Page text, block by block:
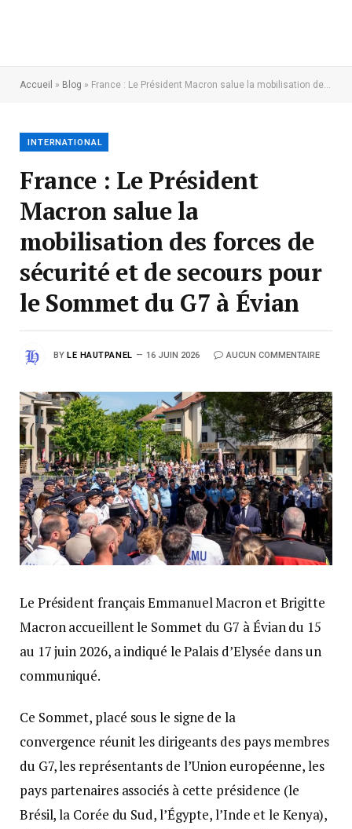
Accueil » Blog » France : Le Président Macron salue la mobilisation des forces de sécurité et de secours pour le Sommet du G7 à Évian
INTERNATIONAL
France : Le Président
Macron salue la
mobilisation des forces de
sécurité et de secours pour
le Sommet du G7 à Évian
BY LE HAUTPANEL 16 JUIN 2026 AUCUN COMMENTAIRE
Le Président français Emmanuel Macron et Brigitte
Macron accueillent le Sommet du G7 à Évian du 15
au 17 juin 2026, a indiqué le Palais d’Elysée dans un
communiqué.
Ce Sommet, placé sous le signe de la
convergence réunit les dirigeants des pays membres
du G7, les représentants de l’Union européenne, les
pays partenaires associés à cette présidence (le
Brésil, la Corée du Sud, l’Égypte, l’Inde et le Kenya),